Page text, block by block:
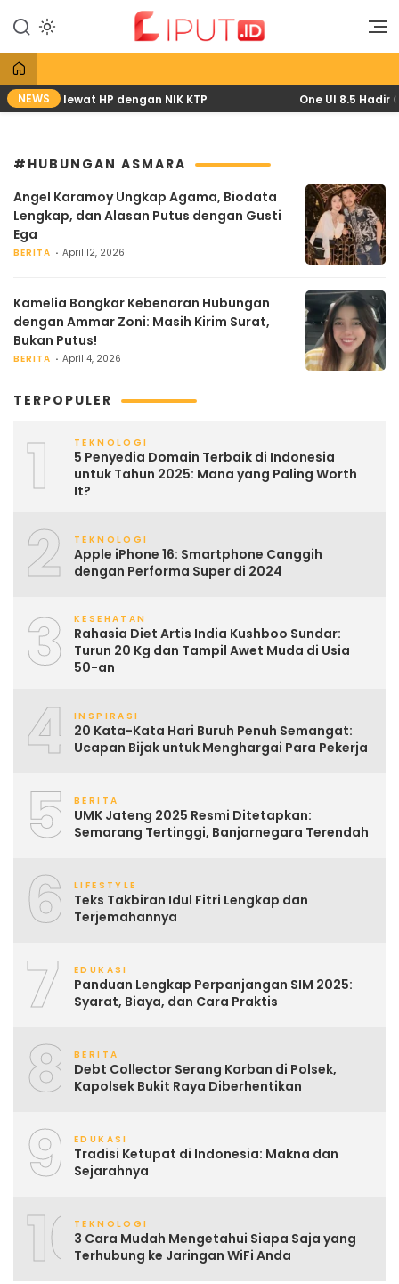
konten
Liput
Liputan Digital
NEWS
2026 lewat HP dengan NIK KTP One UI 8.5 Hadir
#HUBUNGAN ASMARA
Angel Karamoy Ungkap Agama, Biodata
Lengkap, dan Alasan Putus dengan Gusti
Ega
BERITA April 12, 2026
Kamelia Bongkar Kebenaran Hubungan
dengan Ammar Zoni: Masih Kirim Surat,
Bukan Putus!
BERITA April 4, 2026
TERPOPULER
1 TEKNOLOGI
5 Penyedia Domain Terbaik di Indonesia
untuk Tahun 2025: Mana yang Paling Worth
It?
2 TEKNOLOGI
Apple iPhone 16: Smartphone Canggih
dengan Performa Super di 2024
3 KESEHATAN
Rahasia Diet Artis India Kushboo Sundar:
Turun 20 Kg dan Tampil Awet Muda di Usia
50-an
4 INSPIRASI
20 Kata-Kata Hari Buruh Penuh Semangat:
Ucapan Bijak untuk Menghargai Para Pekerja
5 BERITA
UMK Jateng 2025 Resmi Ditetapkan:
Semarang Tertinggi, Banjarnegara Terendah
6 LIFESTYLE
Teks Takbiran Idul Fitri Lengkap dan
Terjemahannya
7 EDUKASI
Panduan Lengkap Perpanjangan SIM 2025:
Syarat, Biaya, dan Cara Praktis
8 BERITA
Debt Collector Serang Korban di Polsek,
Kapolsek Bukit Raya Diberhentikan
9 EDUKASI
Tradisi Ketupat di Indonesia: Makna dan
Sejarahnya
10TEKNOLOGI
3 Cara Mudah Mengetahui Siapa Saja yang
Terhubung ke Jaringan WiFi Anda